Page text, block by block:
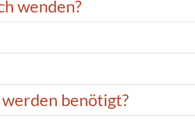
wenden?
benötigt?